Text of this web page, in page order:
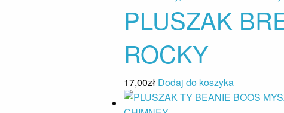
PLUSZAK
ROCKY
17,00zł Dodaj do koszyka